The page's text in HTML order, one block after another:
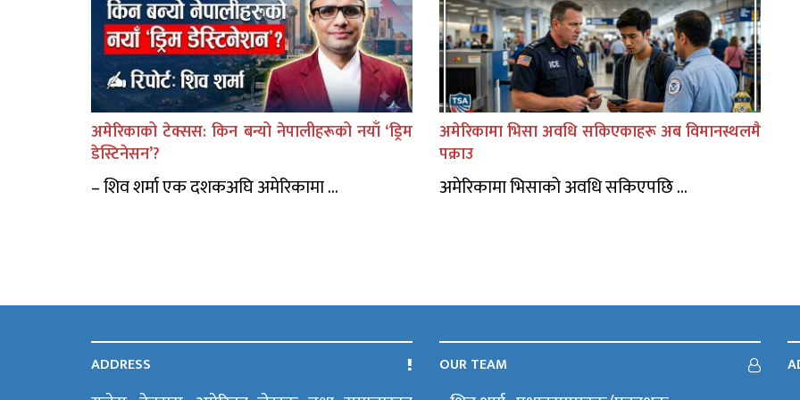
अमेरिकाको टेक्सस: किन बन्यो नेपालीहरूको नयाँ ‘ड्रिम
डेस्टिनेसन’?
– शिव शर्मा एक दशकअघि अमेरिकामा ...
अमेरिकामा भिसा अवधि सकिएकाहरू अब विमानस्थलमै
पक्राउ
अमेरिकामा भिसाको अवधि सकिएपछि ...
ADDRESS OUR TEAM